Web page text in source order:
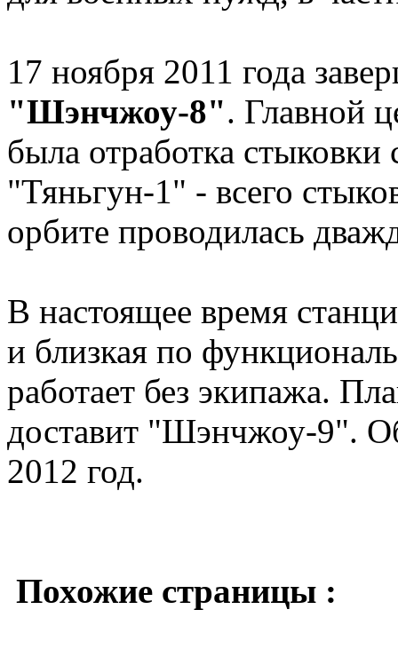
17 ноября 2011 года
"Шэнчжоу-8". Главной
была отработка
"Тяньгун-1" - всего
орбите проводилась
В настоящее время
и близкая по
работает без экипажа.
доставит "Шэнчжоу-9".
2012 год.
Похожие страницы :